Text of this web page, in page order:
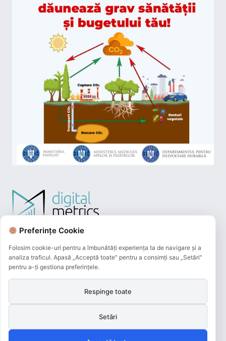
Plățile online efectuate pe acest site
sunt procesate de către Netopia Payments
și beneficiază de 3D-Secure.
Preferințe Cookie
Folosim cookie-uri pentru a îmbunătăți experiența ta de navigare și a
analiza traficul. Apasă „Acceptă toate" pentru a consimți sau „Setări"
pentru a-ți gestiona preferințele.
Respinge toate
Setări